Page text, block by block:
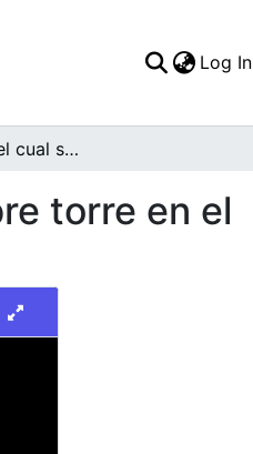
Log In
Plano medio en el cual se destaca tanque de agua sobre torre en el interior del centro comercial Chipichape
torre en el